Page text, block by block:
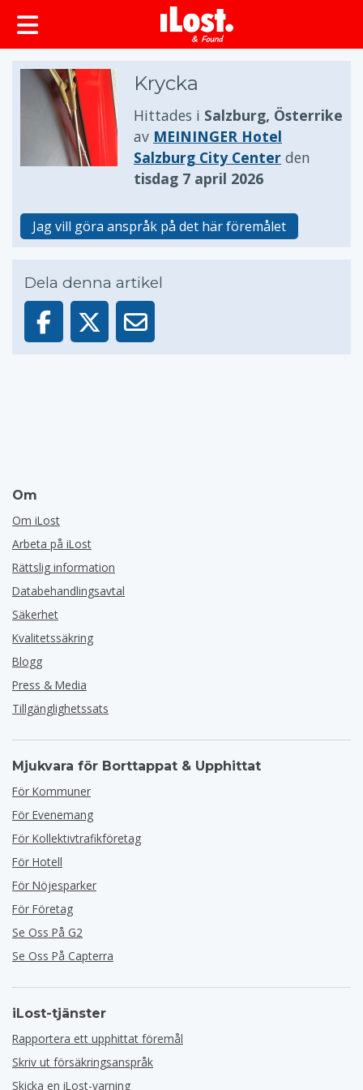
huvudinnehållet
Krycka
Hittades i Salzburg, Österrike
av MEININGER Hotel
Salzburg City Center den
tisdag 7 april 2026
Jag vill göra anspråk på det här föremålet
Dela denna artikel
Om
Om iLost
Arbeta på iLost
Rättslig information
Databehandlingsavtal
Säkerhet
Kvalitetssäkring
Blogg
Press & Media
Tillgänglighetssats
Mjukvara för Borttappat & Upphittat
För Kommuner
För Evenemang
För Kollektivtrafikföretag
För Hotell
För Nöjesparker
För Företag
Se Oss På G2
Se Oss På Capterra
iLost-tjänster
Rapportera ett upphittat föremål
Skriv ut försäkringsanspråk
Skicka en iLost-varning